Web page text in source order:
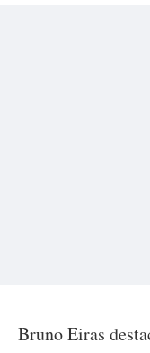
Bruno Eiras